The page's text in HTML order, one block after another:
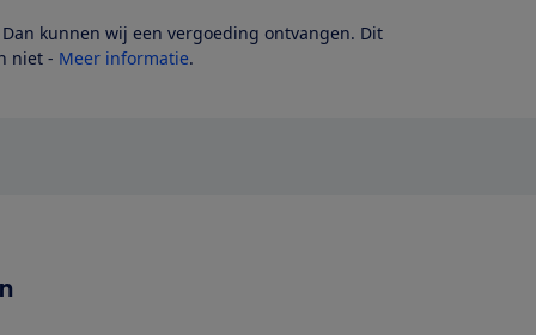
kunnen wij een vergoeding ontvangen. Dit
niet - Meer informatie.